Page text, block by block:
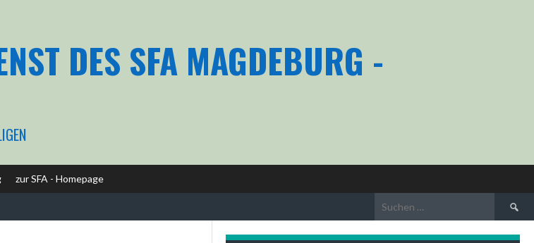
DES SFA MAGDEBURG -
zur SFA - Homepage
Suchen
nach: